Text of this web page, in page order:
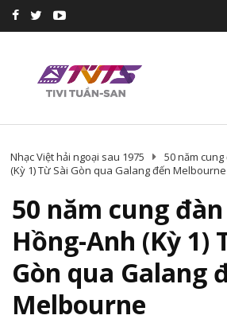
Nhạc Việt hải ngoại sau 1975
50 năm
(Kỳ 1) Từ Sài Gòn qua Galang đến Melbourne
50 năm cung
Hồng-Anh (Kỳ 1)
Gòn qua Galang
Melbourne